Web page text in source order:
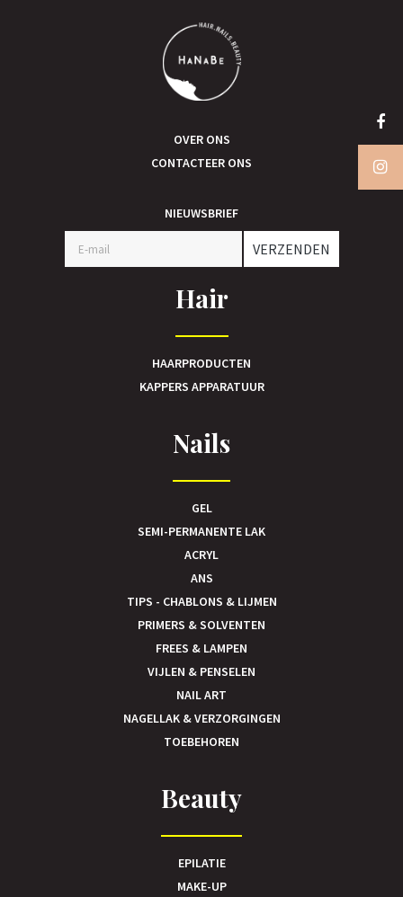
OVER ONS
CONTACTEER ONS
NIEUWSBRIEF
VERZENDEN
Hair
HAARPRODUCTEN
KAPPERS APPARATUUR
Nails
GEL
SEMI-PERMANENTE LAK
ACRYL
ANS
TIPS - CHABLONS & LIJMEN
PRIMERS & SOLVENTEN
FREES & LAMPEN
VIJLEN & PENSELEN
NAIL ART
NAGELLAK & VERZORGINGEN
TOEBEHOREN
Beauty
EPILATIE
MAKE-UP